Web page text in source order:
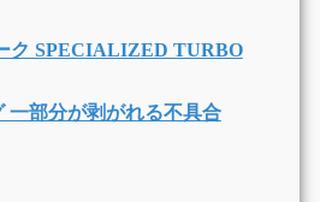
ク SPECIALIZED TURBO
一部分が剥がれる不具合